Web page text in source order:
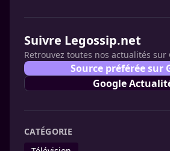
Suivre Legossip.net
Retrouvez toutes nos actualités sur
Source préférée sur
Google
CATÉGORIE